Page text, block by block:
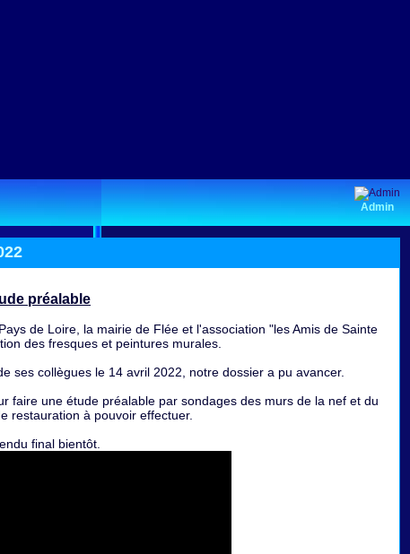
Admin
préalable
de Loire, la mairie de Flée et l'association "les Amis de Sainte
des fresques et peintures murales.
ses collègues le 14 avril 2022, notre dossier a pu avancer.
faire une étude préalable par sondages des murs de la nef et du
restauration à pouvoir effectuer.
final bientôt.